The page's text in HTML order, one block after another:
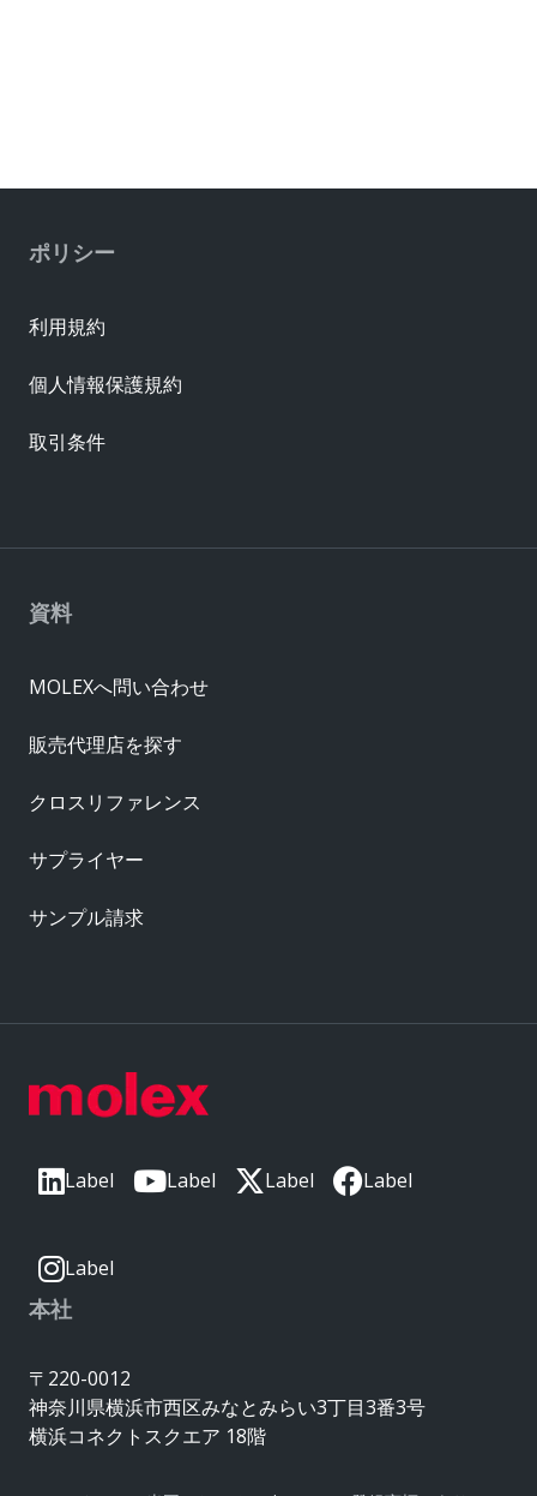
Label Label Label Label
Label
本社
〒220-0012
神奈川県横浜市西区みなとみらい3丁目3番3号
横浜コネクトスクエア 18階
資料
MOLEXへ問い合わせ
販売代理店を探す
クロスリファレンス
サプライヤー
サンプル請求
ポリシー
利用規約
個人情報保護規約
取引条件